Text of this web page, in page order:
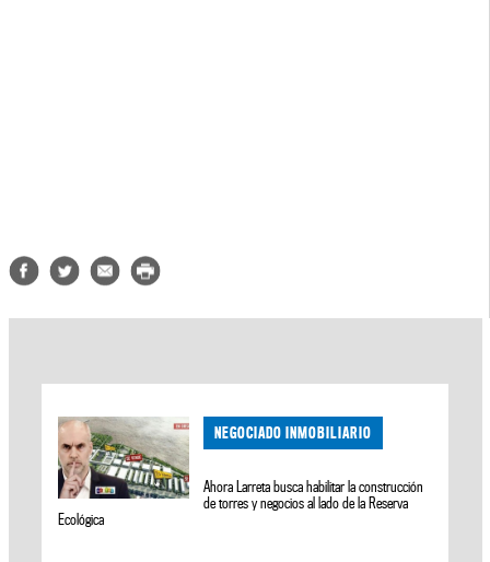
NEGOCIADO INMOBILIARIO
Ahora Larreta busca habilitar la construcción
de torres y negocios al lado de la Reserva
Ecológica